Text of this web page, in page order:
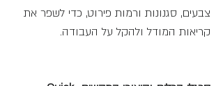
צבעים, סגנונות ורמות פירוט, כדי לשפר את
קריאות המודל ולהקל על העבודה.